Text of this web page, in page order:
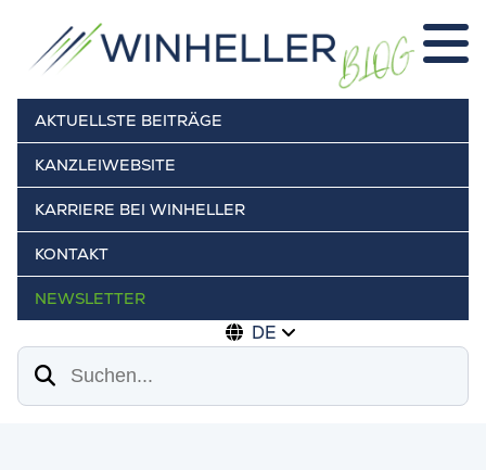
AKTUELLSTE BEITRÄGE
KANZLEIWEBSITE
KARRIERE BEI WINHELLER
KONTAKT
NEWSLETTER
DE
Suchen